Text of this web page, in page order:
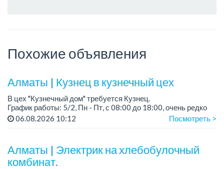
Похожие объявления
Алматы | Кузнец в кузнечный цех
В цех "Кузнечный дом" требуется Кузнец.
График работы: 5/2, Пн - Пт, с 08:00 до 18:00, очень редко
суббота.
- о...
06.08.2026 10:12 Посмотреть >
Алматы | Электрик на хлебобулочный
комбинат.